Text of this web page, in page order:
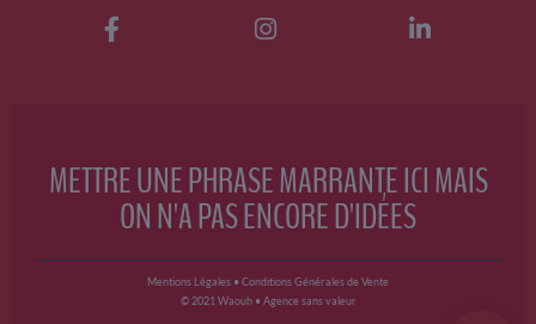
METTRE UNE PHRASE MARRANTE ICI MAIS
ON N'A PAS ENCORE D'IDÉES
Mentions Légales • Conditions Générales de Vente
© 2021 Waouh • Agence sans valeur